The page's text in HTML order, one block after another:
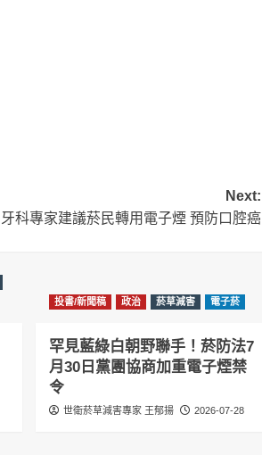
Next:
牙科專家建議菸民轉用電子煙 預防口腔癌
投書/新聞稿 政治 菸草減害 電子菸
罕見藍綠白朝野聯手！菸防法7
月30日黨團協商加重電子煙禁
令
世衛菸草減害專家 王郁揚 2026-07-28